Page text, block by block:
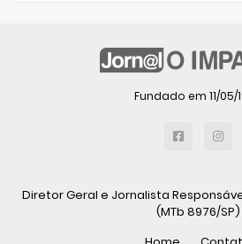
Fundado em 11/05/
Diretor Geral e Jornalista
(MTb 8976/SP)